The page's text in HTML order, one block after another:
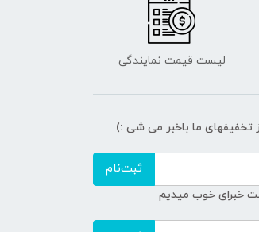
لیست قیمت نمایندگی
تخفیفهای ما باخبر می شی :)
ثبت‌نام
خبرای خوب میدیم